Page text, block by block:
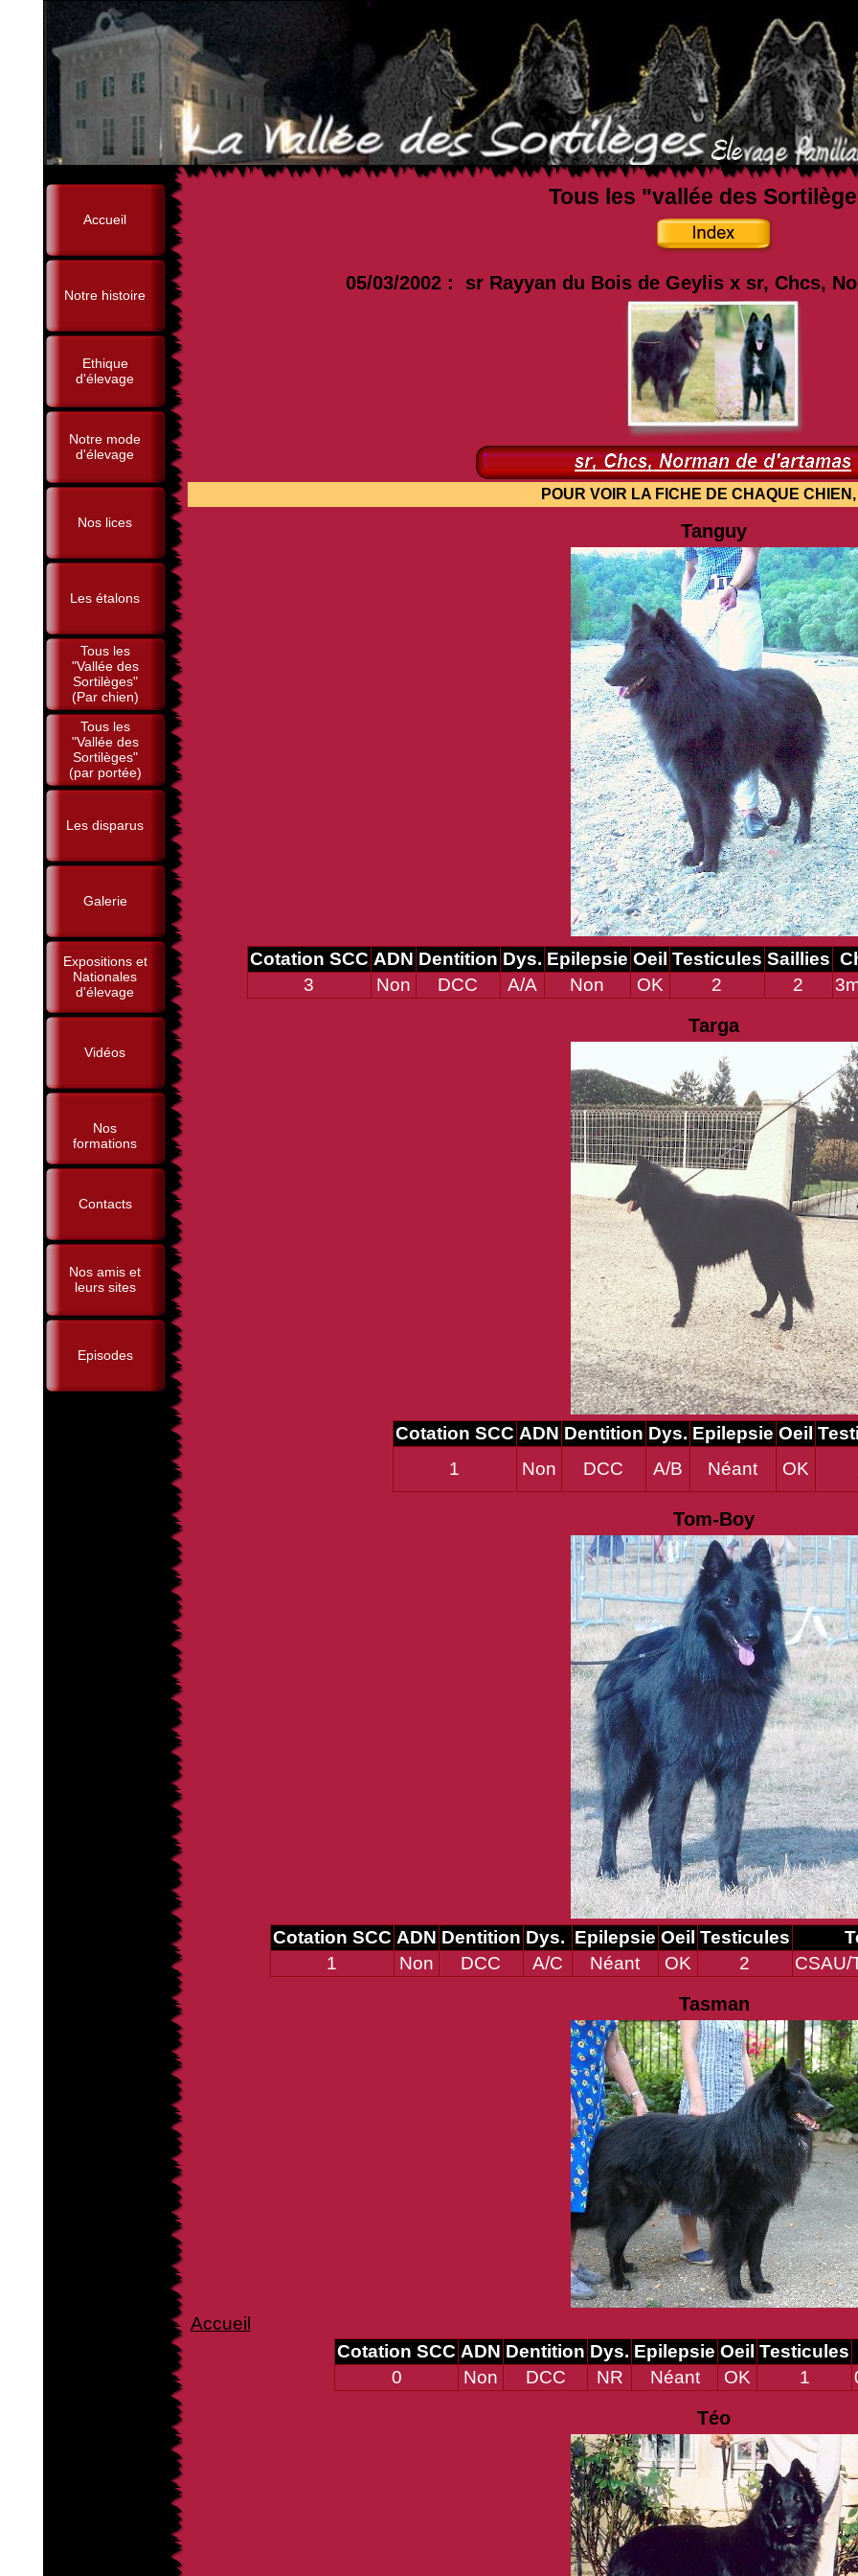
Accueil
Notre histoire
Ethique
d'élevage
Notre mode
d'élevage
Nos lices
Les étalons
Tous les
"Vallée des
Sortilèges"
(Par chien)
Tous les
"Vallée des
Sortilèges"
(par portée)
Les disparus
Galerie
Expositions et
Nationales
d'élevage
Vidéos
Nos
formations
Contacts
Nos amis et
leurs sites
Episodes
Tous les "vallée des
05/03/2002 : sr Rayyan du Bois de Geylis x sr, Chcs,
POUR VOIR LA FICHE DE CHAQUE CHIEN, 1
Tanguy
Cotation SCC ADN Dentition Dys. Epilepsie Oeil Testicules Saillies
3
Non DCC A/A Non OK 2 2
Targa
Cotation SCC ADN Dentition Dys. Epilepsie Oeil
1
Non DCC A/B Néant OK
Tom-Boy
Cotation SCC ADN Dentition Dys. Epilepsie Oeil Testicules
1
Non DCC A/C Néant OK 2 CSAU/
Tasman
Accueil
Cotation SCC ADN Dentition Dys. Epilepsie Oeil Testicules
0
Non DCC NR Néant OK 1
Téo